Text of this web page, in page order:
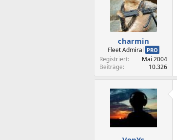
charmin
Fleet Admiral PRO
Registriert
Mai 2004
Beiträge
10.326